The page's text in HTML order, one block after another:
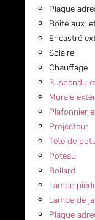
Plaque
Boîte aux
Encastré
Solaire
Chauffage
Suspendu
Murale
Plafonnier
Projecteur
Tête de
Poteau
Bollard
Lampe
Lampe de
Plaque